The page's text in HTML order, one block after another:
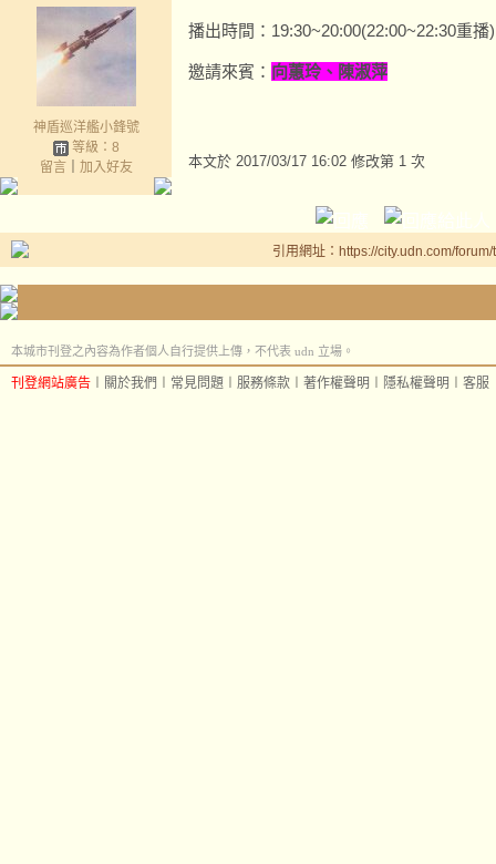
神盾巡洋艦小鋒號
等級：8
留言｜ 加入好友
播出時間：19:30~20:00(22:00~22:30重播)
邀請來賓： 向蕙玲、陳淑萍
本文於 2017/03/17 16:02 修改第 1 次
引用網址：https://city.udn.com/
本城市刊登之內容為作者個人自行提供上傳，不代表 udn 立場。
刊登網站廣告 關於我們 常見問題 服務條款 著作權聲明 隱私權聲明 客服